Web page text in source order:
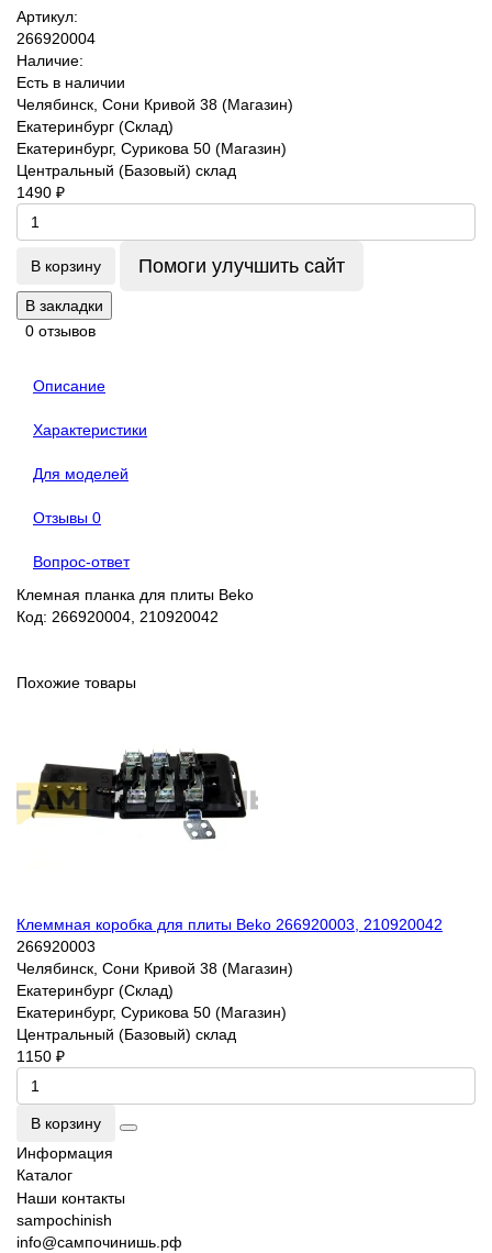
Артикул:
266920004
Наличие:
Есть в наличии
Челябинск, Сони Кривой 38 (Магазин)
Екатеринбург (Склад)
Екатеринбург, Сурикова 50 (Магазин)
Центральный (Базовый) склад
1490 ₽
В корзину Помоги улучшить сайт
В закладки
0 отзывов
Описание
Характеристики
Для моделей
Отзывы 0
Вопрос-ответ
Клемная планка для плиты Beko
Код: 266920004, 210920042
Похожие товары
Клеммная коробка для плиты Beko 266920003, 210920042
266920003
Челябинск, Сони Кривой 38 (Магазин)
Екатеринбург (Склад)
Екатеринбург, Сурикова 50 (Магазин)
Центральный (Базовый) склад
1150 ₽
В корзину
Информация
Каталог
Наши контакты
sampochinish
info@сампочинишь.рф